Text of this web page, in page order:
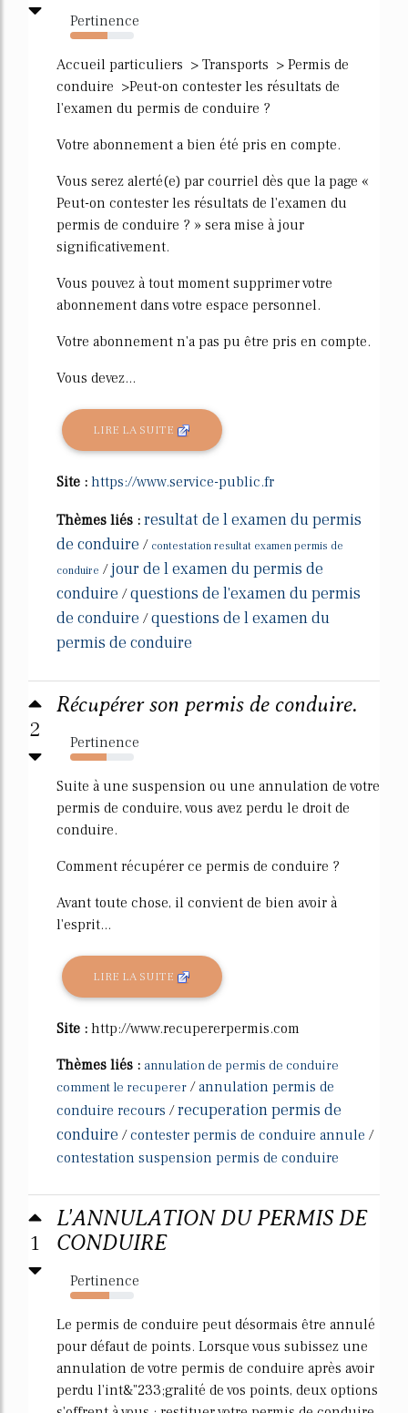
Pertinence
58%
Accueil particuliers > Transports > Permis de
conduire >Peut-on contester les résultats de
l'examen du permis de conduire ?
Votre abonnement a bien été pris en compte.
Vous serez alerté(e) par courriel dès que la page «
Peut-on contester les résultats de l'examen du
permis de conduire ? » sera mise à jour
significativement.
Vous pouvez à tout moment supprimer votre
abonnement dans votre espace personnel.
Votre abonnement n'a pas pu être pris en compte.
Vous devez...
LIRE LA SUITE
Site : https://www.service-public.fr
Thèmes liés : resultat de l examen du permis
de conduire / contestation resultat examen permis de
conduire /jour de l examen du permis de
conduire /questions de l'examen du permis
de conduire /questions de l examen du
permis de conduire
2
Récupérer son permis de conduire.
Pertinence
57%
Suite à une suspension ou une annulation de votre
permis de conduire, vous avez perdu le droit de
conduire.
Comment récupérer ce permis de conduire ?
Avant toute chose, il convient de bien avoir à
l'esprit...
LIRE LA SUITE
Site : http://www.recupererpermis.com
Thèmes liés : annulation de permis de conduire
comment le recuperer /annulation permis de
conduire recours /recuperation permis de
conduire /contester permis de conduire annule /
contestation suspension permis de conduire
1
L'ANNULATION DU PERMIS DE
CONDUIRE
Pertinence
62%
Le permis de conduire peut désormais être annulé
pour défaut de points. Lorsque vous subissez une
annulation de votre permis de conduire après avoir
perdu l'int&"233;gralité de vos points, deux options